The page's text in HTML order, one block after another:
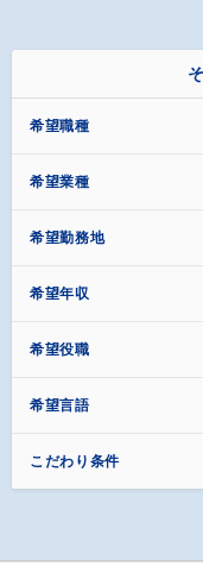
希望職種
希望業種
希望勤務地
希望年収
希望役職
希望言語
こだわり条件